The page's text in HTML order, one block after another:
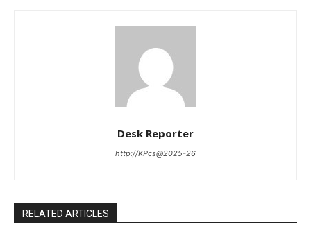
Desk Reporter
http://KPcs@2025-26
RELATED ARTICLES